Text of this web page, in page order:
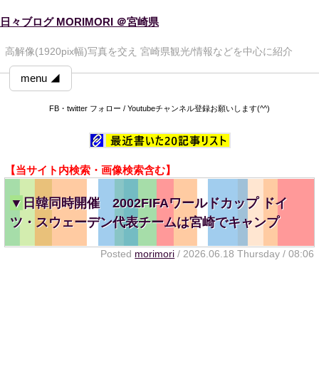
日々ブログ MORIMORI ＠宮崎県
高解像(1920pix幅)写真を交え 宮崎県観光/情報などを中心に紹介
menu ◢
FB・twitter フォロー / Youtubeチャンネル登録お願いします(^^)
【当サイト内検索・画像検索含む】
▼ 日韓同時開催 2002FIFAワールドカップ ドイ
ツ・スウェーデン代表チームは宮崎でキャンプ
Posted morimori / 2026.06.18 Thursday / 08:06